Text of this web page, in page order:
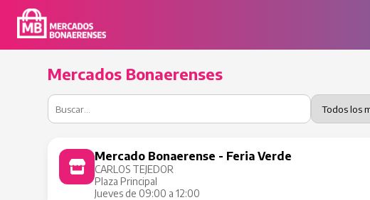
Mercados Bonaerenses
Mercado Bonaerense - Feria Verde
CARLOS TEJEDOR
Plaza Principal
Jueves de 09:00 a 12:00